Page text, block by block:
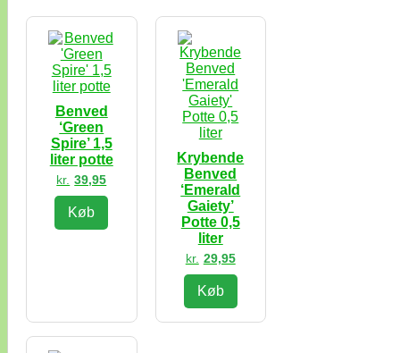
Benved
‘Green
Spire’ 1,5
liter potte
kr. 39,95
Køb
Krybende
Benved
‘Emerald
Gaiety’
Potte 0,5
liter
kr. 29,95
Køb